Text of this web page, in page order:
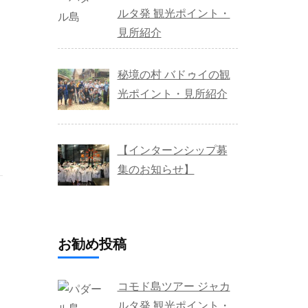
ルタ発 観光ポイント・
見所紹介
秘境の村 バドゥイの観
光ポイント・見所紹介
【インターンシップ募
集のお知らせ】
お勧め投稿
コモド島ツアー ジャカ
ルタ発 観光ポイント・